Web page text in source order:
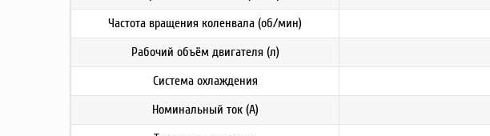
Частота вращения коленвала (об/мин)
Рабочий объём двигателя (л)
Система охлаждения
Номинальный ток (А)